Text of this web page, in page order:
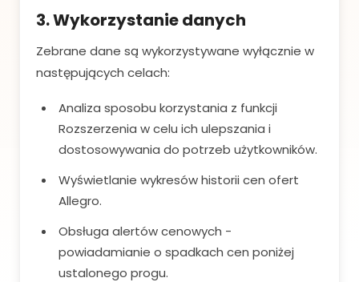
3. Wykorzystanie danych
Zebrane dane są wykorzystywane wyłącznie w
następujących celach:
Analiza sposobu korzystania z funkcji
Rozszerzenia w celu ich ulepszania i
dostosowywania do potrzeb użytkowników.
Wyświetlanie wykresów historii cen ofert
Allegro.
Obsługa alertów cenowych -
powiadamianie o spadkach cen poniżej
ustalonego progu.